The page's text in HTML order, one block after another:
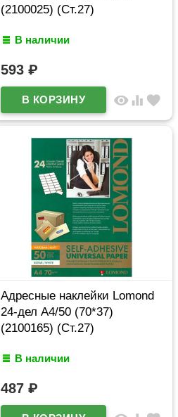
(2100025) (Ст.27)
В наличии
593 ₽
visibility equalizer favorite
Адресные наклейки Lomond
24-дел A4/50 (70*37)
(2100165) (Ст.27)
В наличии
487 ₽